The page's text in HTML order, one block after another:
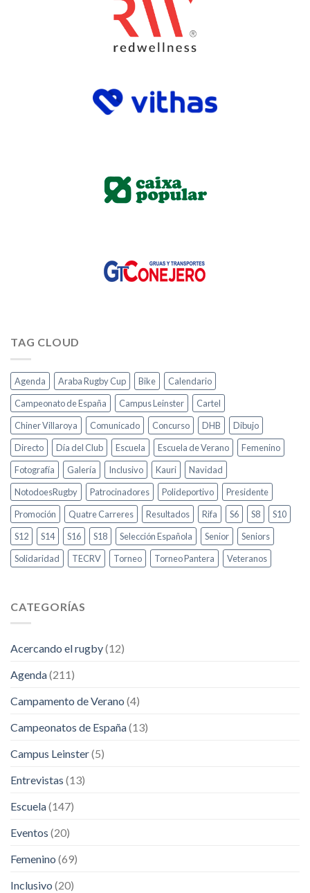
TAG CLOUD
Agenda Araba Rugby Cup Bike
Calendario
Campeonato de España
Campus Leinster
Cartel
Chiner Villaroya
Comunicado Concurso DHB
Dibujo
Directo
Día del Club Escuela Escuela de Verano
Femenino
Fotografía
Galería Inclusivo Kauri
Navidad
NotodoesRugby
Patrocinadores Polideportivo
Presidente
Promoción
Quatre Carreres Resultados Rifa S6 S8
S10
S12
S14 S16 S18 Selección Española Senior
Seniors
Solidaridad
TECRV Torneo Torneo Pantera Veteranos
CATEGORÍAS
Acercando el rugby(12)
Agenda(211)
Campamento de Verano (4)
Campeonatos de España(13)
Campus Leinster(5)
Entrevistas (13)
Escuela(147)
Eventos (20)
Femenino (69)
Inclusivo (20)